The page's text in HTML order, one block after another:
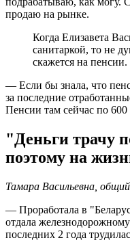
продаю на рынке.
Когда Елизавета
санитаркой, то не
скажется на пенсии.
— Если бы знала, что
за последние
Пенсии там сейчас по 600
"Деньги трачу
поэтому на
Тамара Васильевна,
— Проработала в
отдала
последних 2 года